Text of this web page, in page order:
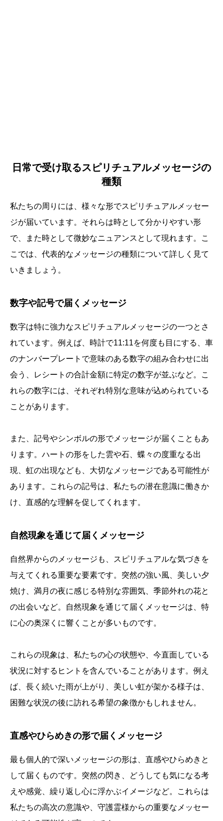
日常で受け取るスピリチュアルメッセージの
種類
私たちの周りには、様々な形でスピリチュアルメッセー
ジが届いています。それらは時として分かりやすい形
で、また時として微妙なニュアンスとして現れます。こ
こでは、代表的なメッセージの種類について詳しく見て
いきましょう。
数字や記号で届くメッセージ
数字は特に強力なスピリチュアルメッセージの一つとさ
れています。例えば、時計で11:11を何度も目にする、車
のナンバープレートで意味のある数字の組み合わせに出
会う、レシートの合計金額に特定の数字が並ぶなど。こ
れらの数字には、それぞれ特別な意味が込められている
ことがあります。
また、記号やシンボルの形でメッセージが届くこともあ
ります。ハートの形をした雲や石、蝶々の度重なる出
現、虹の出現なども、大切なメッセージである可能性が
あります。これらの記号は、私たちの潜在意識に働きか
け、直感的な理解を促してくれます。
自然現象を通じて届くメッセージ
自然界からのメッセージも、スピリチュアルな気づきを
与えてくれる重要な要素です。突然の強い風、美しい夕
焼け、満月の夜に感じる特別な雰囲気、季節外れの花と
の出会いなど。自然現象を通じて届くメッセージは、特
に心の奥深くに響くことが多いものです。
これらの現象は、私たちの心の状態や、今直面している
状況に対するヒントを含んでいることがあります。例え
ば、長く続いた雨が上がり、美しい虹が架かる様子は、
困難な状況の後に訪れる希望の象徴かもしれません。
直感やひらめきの形で届くメッセージ
最も個人的で深いメッセージの形は、直感やひらめきと
して届くものです。突然の閃き、どうしても気になる考
えや感覚、繰り返し心に浮かぶイメージなど。これらは
私たちの高次の意識や、守護霊様からの重要なメッセー